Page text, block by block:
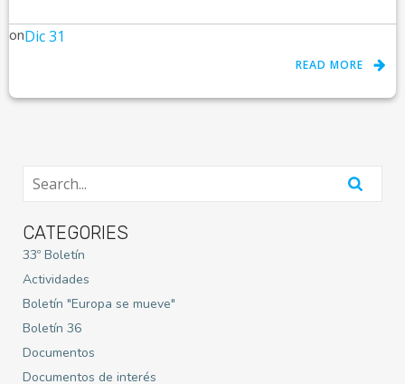
onDic 31
READ MORE
CATEGORIES
33º Boletín
Actividades
Boletín "Europa se mueve"
Boletín 36
Documentos
Documentos de interés